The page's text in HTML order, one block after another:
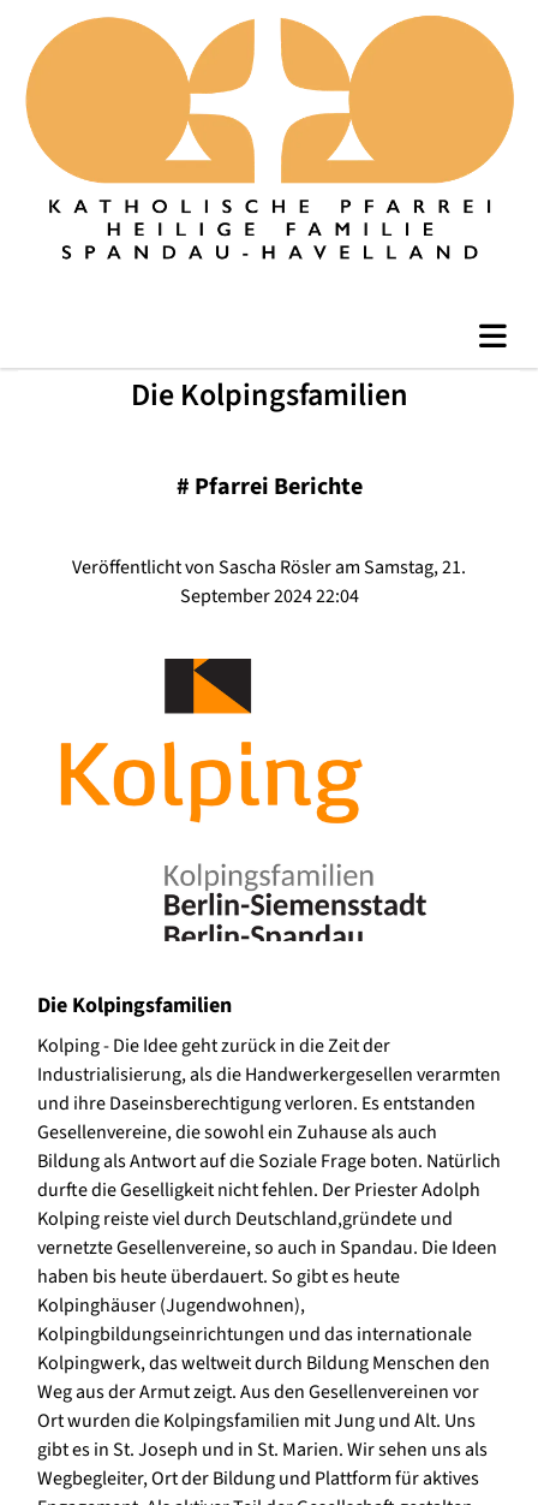
Die Kolpingsfamilien
# Pfarrei Berichte
Veröffentlicht von Sascha Rösler am Samstag, 21.
September 2024 22:04
Die Kolpingsfamilien
Kolping - Die Idee geht zurück in die Zeit der
Industrialisierung, als die Handwerkergesellen verarmten
und ihre Daseinsberechtigung verloren. Es entstanden
Gesellenvereine, die sowohl ein Zuhause als auch
Bildung als Antwort auf die Soziale Frage boten. Natürlich
durfte die Geselligkeit nicht fehlen. Der Priester Adolph
Kolping reiste viel durch Deutschland,gründete und
vernetzte Gesellenvereine, so auch in Spandau. Die Ideen
haben bis heute überdauert. So gibt es heute
Kolpinghäuser (Jugendwohnen),
Kolpingbildungseinrichtungen und das internationale
Kolpingwerk, das weltweit durch Bildung Menschen den
Weg aus der Armut zeigt. Aus den Gesellenvereinen vor
Ort wurden die Kolpingsfamilien mit Jung und Alt. Uns
gibt es in St. Joseph und in St. Marien. Wir sehen uns als
Wegbegleiter, Ort der Bildung und Plattform für aktives